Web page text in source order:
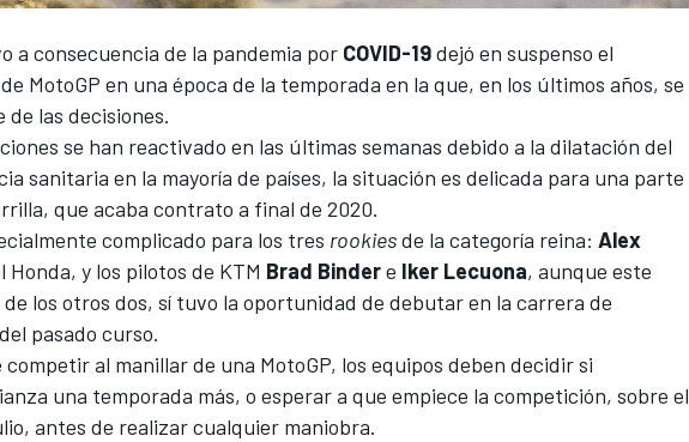
a consecuencia de la pandemia por COVID-19dejó en suspenso el
MotoGP en una época de la temporada en la que, en los últimos años, se
las decisiones.
se han reactivado en las últimas semanas debido a la dilatación del
sanitaria en la mayoría de países, la situación es delicada para una parte
que acaba contrato a final de 2020.
complicado para los tres rookiesde la categoría reina: Alex
Honda, y los pilotos de KTM Brad Bindere Iker Lecuona, aunque este
los otros dos, sí tuvo la oportunidad de debutar en la carrera de
pasado curso.
al manillar de una MotoGP, los equipos deben decidir si
una temporada más, o esperar a que empiece la competición, sobre el
antes de realizar cualquier maniobra.